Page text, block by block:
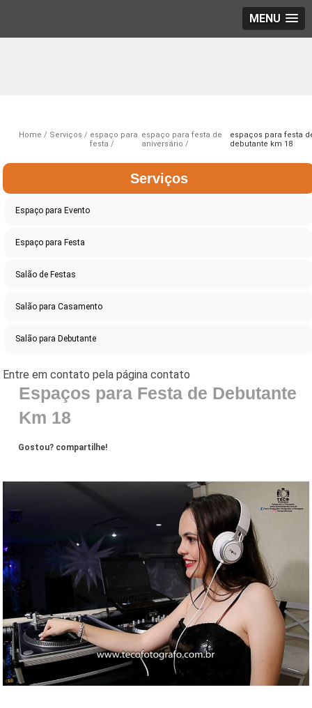
MENU
Home Serviços
espaço para
festa
espaço para festa de
aniversário
espaços para festa
debutante km 18
Serviços
Espaço para Evento
Espaço para Festa
Salão de Festas
Salão para Casamento
Salão para Debutante
Espaços para Festa de Debutante
Km 18
Gostou? compartilhe!